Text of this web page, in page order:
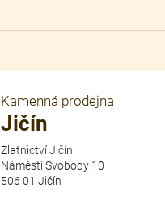
Kamenná prodejna
Jičín
Zlatnictví Jičín
Náměstí Svobody 10
506 01 Jičín